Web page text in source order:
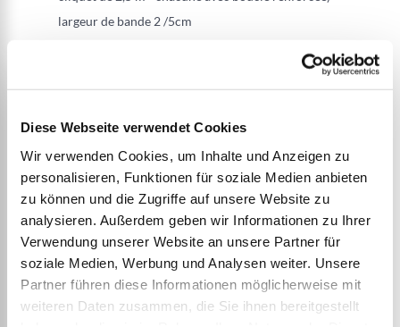
Diese Webseite verwendet Cookies
Wir verwenden Cookies, um Inhalte und Anzeigen zu
personalisieren, Funktionen für soziale Medien anbieten
zu können und die Zugriffe auf unsere Website zu
analysieren. Außerdem geben wir Informationen zu Ihrer
Verwendung unserer Website an unsere Partner für
soziale Medien, Werbung und Analysen weiter. Unsere
Partner führen diese Informationen möglicherweise mit
weiteren Daten zusammen, die Sie ihnen bereitgestellt
largeur de bande 2 /5cm
Charge de rupture : 20 kN Longueur : 15m Largeur
Petit, maniable et compact ! Idéal pour les voyages
et les déplacements - Petit mais fiable ! Grâce à son
faible encombrement, la Travelline se g ...
Voir plus